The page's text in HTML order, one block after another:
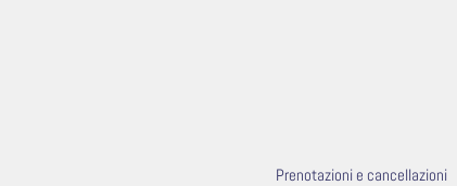
Prenotazioni e cancellazioni